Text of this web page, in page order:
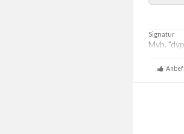
Signatur
Mvh.